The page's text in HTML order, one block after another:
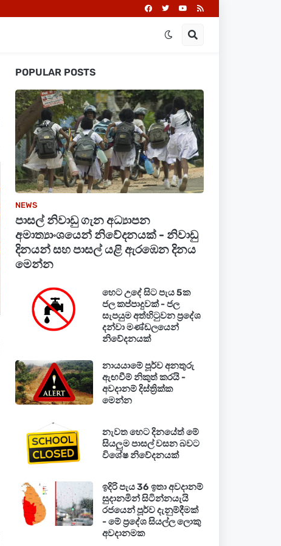
POPULAR POSTS
NEWS
පාසල් නිවාඩු ගැන අධ්‍යාපන
අමාත්‍යාංශයෙන් නිවේදනයක් - නිවාඩු
දිනයන් සහ පාසල් යළි ඇරඹෙන දිනය
මෙන්න
හෙට උදේ සිට පැය 5ක
ජල කප්පාදුවක් - ජල
සැපයුම අත්හිටුවන ප්‍රදේශ
දන්වා මණ්ඩලයෙන්
නිවේදනයක්
නායයාමේ පූර්ව අනතුරු
ඇඟවීම් නිකුත් කරයි -
අවදානම් දිස්ත්‍රික්ක
මෙන්න
නැවත හෙට දිනයේත් මේ
සියලුම පාසල් වසන බවට
විශේෂ නිවේදනයක්
ඉදිරි පැය 36 ඉතා අවදානම්
සුදානමින් සිටින්නයැයි
රජයෙන් පූර්ව දැනුම්දීමක්
- මේ ප්‍රදේශ සියල්ල ලොකු
අවදානමක